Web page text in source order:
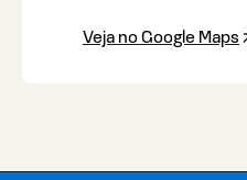
Veja no Google Maps